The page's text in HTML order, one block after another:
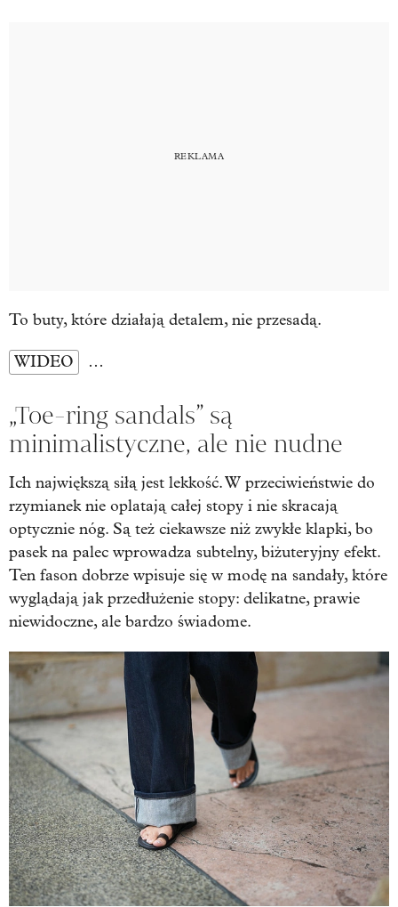
To buty, które działają detalem, nie przesadą.
WIDEO …
„Toe-ring sandals” są
minimalistyczne, ale nie nudne
Ich największą siłą jest lekkość. W przeciwieństwie do
rzymianek nie oplatają całej stopy i nie skracają
optycznie nóg. Są też ciekawsze niż zwykłe klapki, bo
pasek na palec wprowadza subtelny, biżuteryjny efekt.
Ten fason dobrze wpisuje się w modę na sandały, które
wyglądają jak przedłużenie stopy: delikatne, prawie
niewidoczne, ale bardzo świadome.